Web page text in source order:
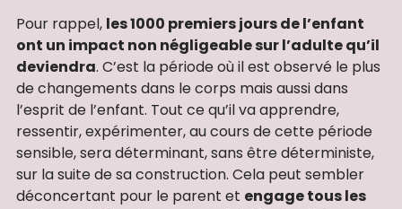
Pour rappel, les 1000 premiers jours de l’enfant
ont un impact non négligeable sur l’adulte qu’il
deviendra. C’est la période où il est observé le plus
de changements dans le corps mais aussi dans
l’esprit de l’enfant. Tout ce qu’il va apprendre,
ressentir, expérimenter, au cours de cette période
sensible, sera déterminant, sans être déterministe,
sur la suite de sa construction. Cela peut sembler
déconcertant pour le parent et engage tous les